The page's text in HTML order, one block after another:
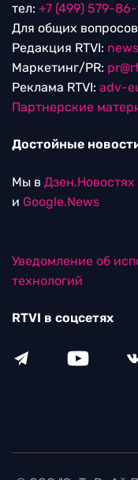
тел: +7 (499) 579-
Для общих
Редакция RTVI:
Маркетинг/PR:
Реклама RTVI: adv-
Партнерские
Достойные
Мы в Дзен.Новостях
и Google.News
Уведомление об
технологий
RTVI в соцсетях